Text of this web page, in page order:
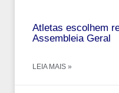
Atletas escolhem
Assembleia Geral
LEIA MAIS »